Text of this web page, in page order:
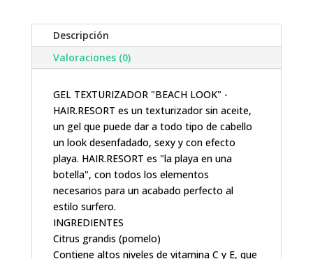
Descripción
Valoraciones (0)
GEL TEXTURIZADOR "BEACH LOOK" -
HAIR.RESORT es un texturizador sin aceite,
un gel que puede dar a todo tipo de cabello
un look desenfadado, sexy y con efecto
playa. HAIR.RESORT es "la playa en una
botella", con todos los elementos
necesarios para un acabado perfecto al
estilo surfero.
INGREDIENTES
Citrus grandis (pomelo)
Contiene altos niveles de vitamina C y E, que